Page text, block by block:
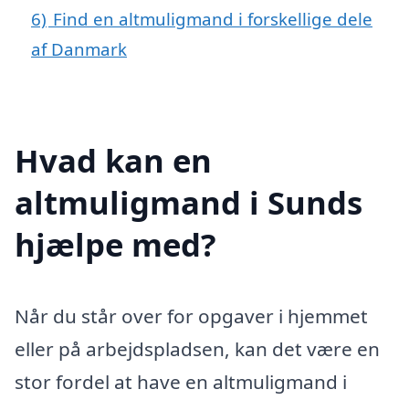
6) Find en altmuligmand i forskellige dele
af Danmark
Hvad kan en
altmuligmand i Sunds
hjælpe med?
Når du står over for opgaver i hjemmet
eller på arbejdspladsen, kan det være en
stor fordel at have en altmuligmand i